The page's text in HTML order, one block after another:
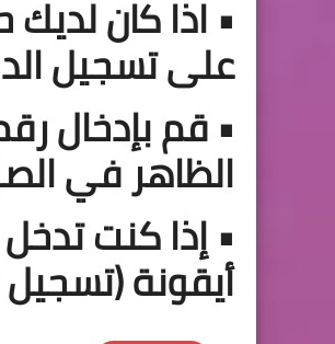
• اذا كان
على تسجيل
• قم بإدخال
الظاهر في
• إذا كنت
أيقونة (تسجيل